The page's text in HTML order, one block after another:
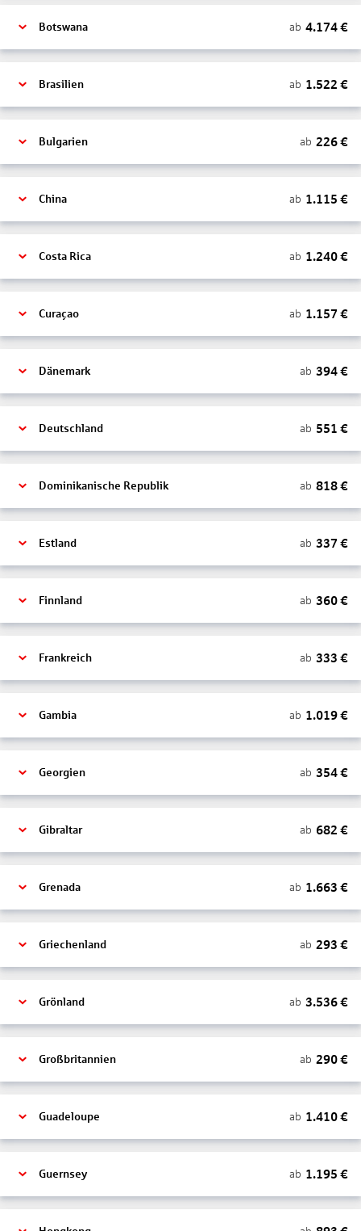
Botswana ab 4.174€
Brasilien ab 1.522 €
Bulgarien ab 226€
China ab 1.115 €
Costa Rica ab 1.240€
Curaçao ab 1.157 €
Dänemark ab 394€
Deutschland ab 551 €
Dominikanische Republik ab 818€
Estland ab 337 €
Finnland ab 360€
Frankreich ab 333 €
Gambia ab 1.019€
Georgien ab 354€
Gibraltar ab 682 €
Grenada ab 1.663 €
Griechenland ab 293 €
Grönland ab 3.536€
Großbritannien ab 290€
Guadeloupe ab 1.410€
Guernsey ab 1.195 €